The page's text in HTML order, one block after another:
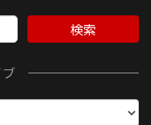
検索